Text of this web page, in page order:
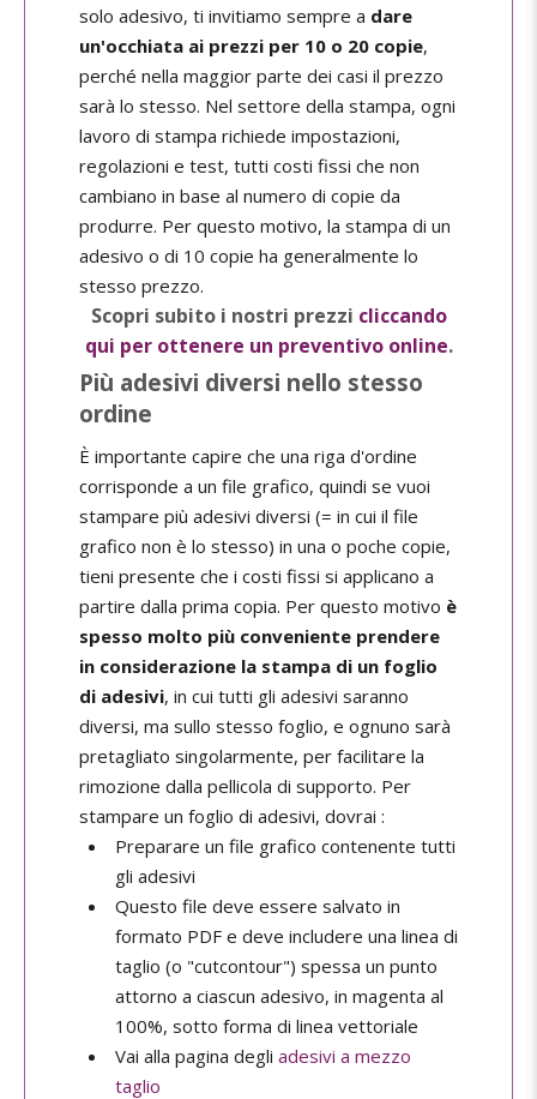
solo adesivo, ti invitiamo sempre a dare
un'occhiata ai prezzi per 10 o 20 copie,
perché nella maggior parte dei casi il prezzo
sarà lo stesso. Nel settore della stampa, ogni
lavoro di stampa richiede impostazioni,
regolazioni e test, tutti costi fissi che non
cambiano in base al numero di copie da
produrre. Per questo motivo, la stampa di un
adesivo o di 10 copie ha generalmente lo
stesso prezzo.
Scopri subito i nostri prezzi cliccando
qui per ottenere un preventivo online.
Più adesivi diversi nello stesso
ordine
È importante capire che una riga d'ordine
corrisponde a un file grafico, quindi se vuoi
stampare più adesivi diversi (= in cui il file
grafico non è lo stesso) in una o poche copie,
tieni presente che i costi fissi si applicano a
partire dalla prima copia. Per questo motivo è
spesso molto più conveniente prendere
in considerazione la stampa di un foglio
di adesivi, in cui tutti gli adesivi saranno
diversi, ma sullo stesso foglio, e ognuno sarà
pretagliato singolarmente, per facilitare la
rimozione dalla pellicola di supporto. Per
stampare un foglio di adesivi, dovrai :
Preparare un file grafico contenente tutti
gli adesivi
Questo file deve essere salvato in
formato PDF e deve includere una linea di
taglio (o "cutcontour") spessa un punto
attorno a ciascun adesivo, in magenta al
100%, sotto forma di linea vettoriale
Vai alla pagina degli adesivi a mezzo
taglio